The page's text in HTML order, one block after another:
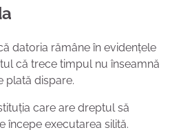
datoria rămâne în evidențele
că trece timpul nu înseamnă
plată dispare.
care are dreptul să
începe executarea silită.